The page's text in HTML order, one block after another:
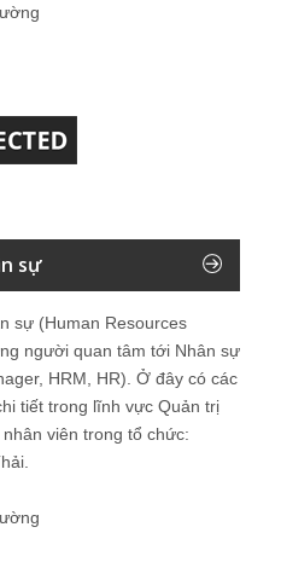
sự
sự (Human Resources
người quan tâm tới Nhân sự
HRM, HR). Ở đây có các
tiết trong lĩnh vực Quản trị
viên trong tổ chức: